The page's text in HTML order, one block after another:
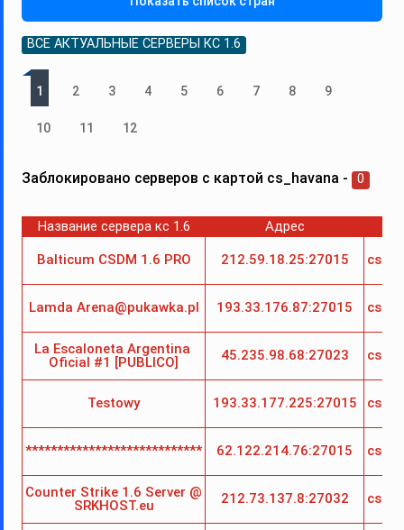
ВСЕ АКТУАЛЬНЫЕ СЕРВЕРЫ КС 1.6
1 2 3 4 5 6 7 8 9
10 11 12
Заблокировано серверов с картой cs_havana - 0
Название сервера кс 1.6 Адрес
Balticum CSDM 1.6 PRO 212.59.18.25:27015
Lamda Arena@pukawka.pl 193.33.176.87:27015
La Escaloneta Argentina
Oficial #1 [PUBLICO]
45.235.98.68:27023
Testowy 193.33.177.225:27015
**************************** 62.122.214.76:27015
Counter Strike 1.6 Server @
SRKHOST.eu
212.73.137.8:27032